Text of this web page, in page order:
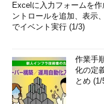
Excelに入力フォームを作
ントロールを追加、表示
でイベント実行 (1/3)
作業手
化の定
とめ (1/